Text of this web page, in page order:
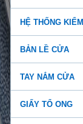
HỆ THỐNG
BẢN LỀ CỬA
TAY NẮM CỬA
GIẤY TỔ ONG